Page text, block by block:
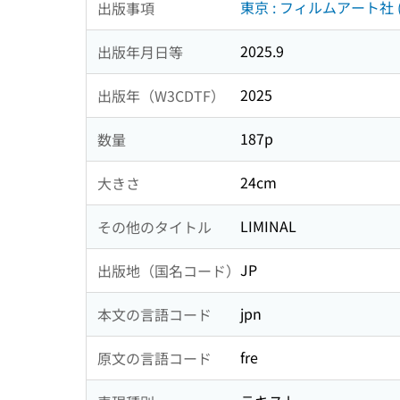
出版事項 東京 : フィルムアート社
出版年月日等 2025.9
出版年（W3CDTF） 2025
数量 187p
大きさ 24cm
その他のタイトル LIMINAL
出版地（国名コード） JP
本文の言語コード jpn
原文の言語コード fre